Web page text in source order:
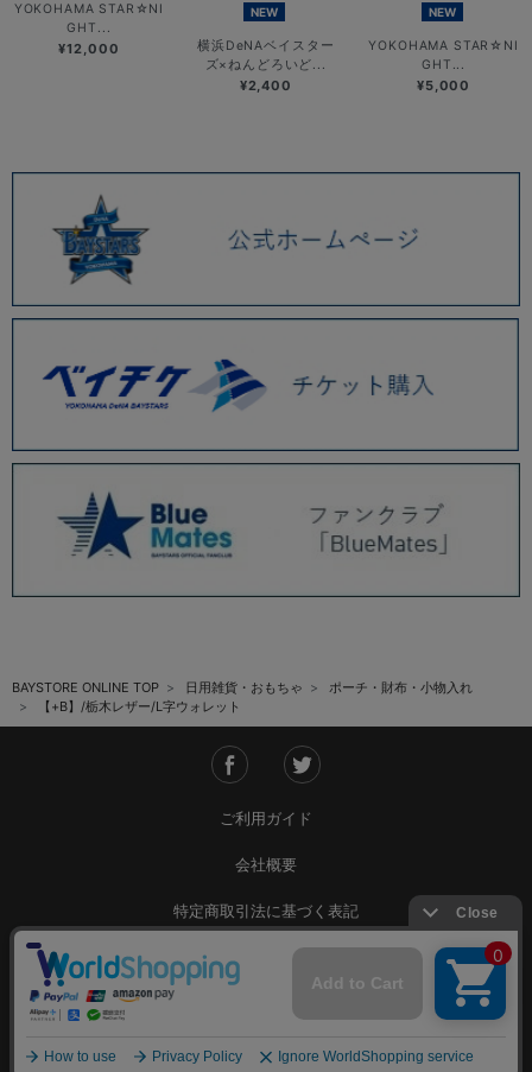
YOKOHAMA STAR☆NI
GHT...
¥12,000
NEW
横浜DeNAベイスター
ズ×ねんどろいど...
¥2,400
NEW
YOKOHAMA STAR☆NI
GHT...
¥5,000
BAYSTORE ONLINE TOP 日用雑貨・おもちゃ
ポーチ・財布・小物入れ
【+B】/栃木レザー/L字ウォレット
ご利用ガイド
会社概要
特定商取引法に基づく表記
ご利用規約
Copyright © YOKOHAMA DeNA BAYSTARS All Rights Reserved.